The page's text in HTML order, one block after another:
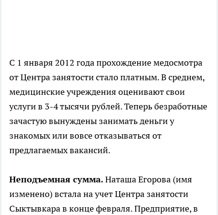
С 1 января 2012 года прохождение медосмотра
от Центра занятости стало платным. В среднем,
медицинские учреждения оценивают свои
услуги в 3-4 тысячи рублей. Теперь безработные
зачастую вынуждены занимать деньги у
знакомых или вовсе отказываться от
предлагаемых вакансий.
Неподъемная сумма.Наташа Егорова (имя
изменено) встала на учет Центра занятости
Сыктывкара в конце февраля. Предприятие, в